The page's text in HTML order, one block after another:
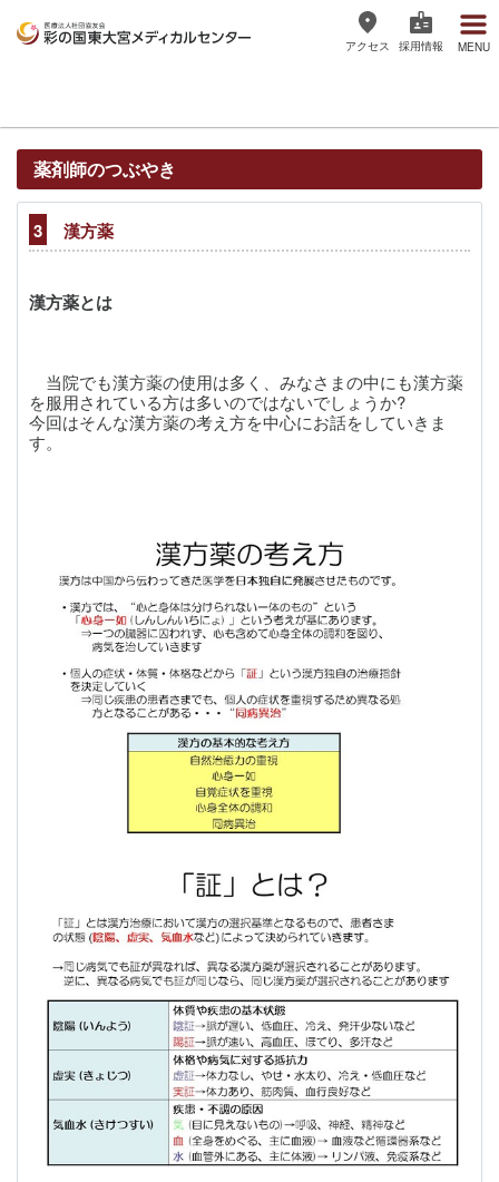
メディカルセンター
アクセス 採用情報 MENU
薬剤師のつぶやき
3 漢方薬
漢方薬とは
当院でも漢方薬の使用は多く、みなさまの中にも漢方薬
を服用されている方は多いのではないでしょうか?
今回はそんな漢方薬の考え方を中心にお話をしていきま
す。